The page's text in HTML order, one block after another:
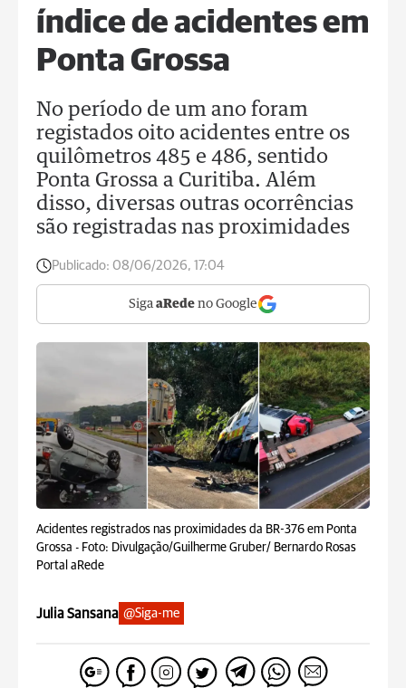
índice de acidentes em
Ponta Grossa
No período de um ano foram
registados oito acidentes entre os
quilômetros 485 e 486, sentido
Ponta Grossa a Curitiba. Além
disso, diversas outras ocorrências
são registradas nas proximidades
Publicado: 08/06/2026, 17:04
Siga aRede no Google
Acidentes registrados nas proximidades da BR-376 em Ponta
Grossa - Foto: Divulgação/Guilherme Gruber/ Bernardo Rosas
Portal aRede
Julia Sansana @Siga-me